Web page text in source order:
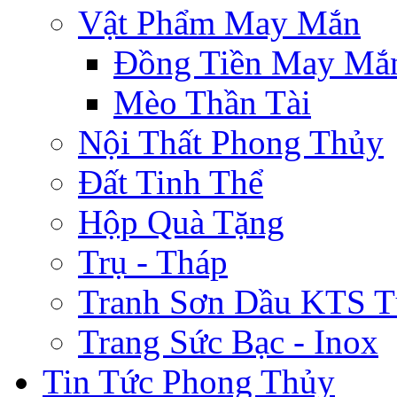
Vật Phẩm May Mắn
Đồng Tiền May
Mèo Thần Tài
Nội Thất Phong Thủy
Đất Tinh Thể
Hộp Quà Tặng
Trụ - Tháp
Tranh Sơn Dầu KTS
Trang Sức Bạc - Inox
Tin Tức Phong Thủy